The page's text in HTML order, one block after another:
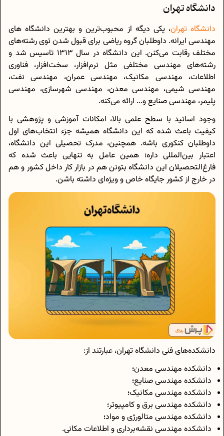
دانشگاه تهران
دانشگاه تهران، یکی دیگه از محبوب‌ترین و بهترین دانشگاه های
مهندسی ایرانه. داوطلبان گروه ریاضی برای قبول شدن توی رشته‌های
مختلف رقابت می‌کنن. این دانشگاه در سال 1313 تاسیس شد و
رشته‌های مهندسی مختلفی مثل نرم‌افزار، سخت‌افزار، فناوری
اطلاعات، مهندسی مکانیک، مهندسی عمران، مهندسی نفت،
مهندسی شیمی، مهندسی معدن، مهندسی شهرسازی، مهندسی
پلیمر، مهندسی صنایع و... ارائه می‌کنه.
وجود اساتید با سطح علمی بالا، امکانات آموزشی و پژوهشی با
کیفیت باعث شده که این دانشگاه همیشه جزء انتخاب‌های اول
داوطلبان کنکوری باشه. همچنین، مدرک تحصیلی این دانشگاه،
اعتبار بین‌المللی داره؛ همین عامل به تنهایی باعث شده که
فارغ‌التحصیلان این دانشگاه بتونن هم در بازار کار داخل کشور و هم
در خارج از کشور جایگاه خاص و ویژه‌ای داشته باشن.
دانشکده‌های فنی دانشگاه تهران، عبارتند از:
دانشکده مهندسی معدن؛
دانشکده مهندسی صنایع؛
دانشکده مهندسی مکانیک؛
دانشکده مهندسی برق و کامپیوتر؛
دانشکده مهندسی متالورژی و مواد؛
دانشکده مهندسی نقشه‌برداری و اطلاعات مکانی.